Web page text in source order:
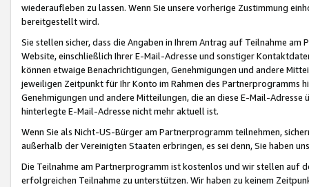
wiederaufleben zu lassen. Wenn Sie unsere vorherige Zustimmung
bereitgestellt wird.
Sie stellen sicher, dass die Angaben in Ihrem Antrag auf Teilnahme
Website, einschließlich Ihrer E-Mail-Adresse und sonstiger
können etwaige Benachrichtigungen, Genehmigungen und andere
jeweiligen Zeitpunkt für Ihr Konto im Rahmen des Partnerprogramms
Genehmigungen und andere Mitteilungen, die an diese E-Mail-
hinterlegte E-Mail-Adresse nicht mehr aktuell ist.
Wenn Sie als Nicht-US-Bürger am Partnerprogramm teilnehmen,
außerhalb der Vereinigten Staaten erbringen, es sei denn, Sie haben
Die Teilnahme am Partnerprogramm ist kostenlos und wir stellen auf
erfolgreichen Teilnahme zu unterstützen. Wir haben zu keinem